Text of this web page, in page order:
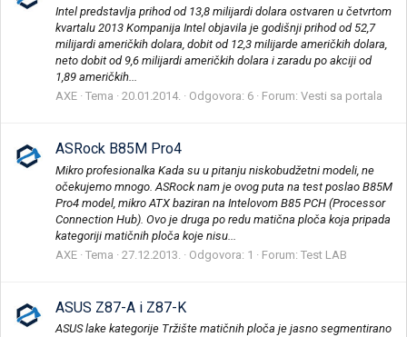
Intel predstavlja prihod od 13,8 milijardi dolara ostvaren u četvrtom
kvartalu 2013 Kompanija Intel objavila je godišnji prihod od 52,7
milijardi američkih dolara, dobit od 12,3 milijarde američkih dolara,
neto dobit od 9,6 milijardi američkih dolara i zaradu po akciji od
1,89 američkih...
AXE Tema 20.01.2014. Odgovora: 6 Forum: Vesti sa portala
ASRock B85M Pro4
Mikro profesionalka Kada su u pitanju niskobudžetni modeli, ne
očekujemo mnogo. ASRock nam je ovog puta na test poslao B85M
Pro4 model, mikro ATX baziran na Intelovom B85 PCH (Processor
Connection Hub). Ovo je druga po redu matična ploča koja pripada
kategoriji matičnih ploča koje nisu...
AXE Tema 27.12.2013. Odgovora: 1 Forum: Test LAB
ASUS Z87-A i Z87-K
ASUS lake kategorije Tržište matičnih ploča je jasno segmentirano